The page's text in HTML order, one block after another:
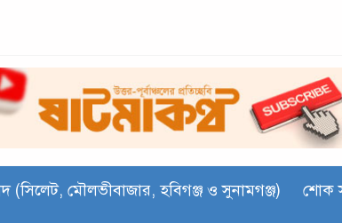
(সিলেট, মৌলভীবাজার, হবিগঞ্জ ও সুনামগঞ্জ) শোক